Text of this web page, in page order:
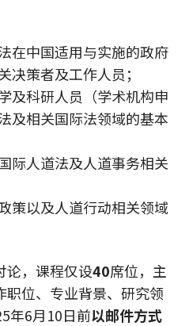
在中国适用与实施的政府
决策者及工作人员；
及科研人员（学术机构申
及相关国际法领域的基本
际人道法及人道事务相关
策以及人道行动相关领域
论，课程仅设40席位，主
位、专业背景、研究领
年6月10日前以邮件方式